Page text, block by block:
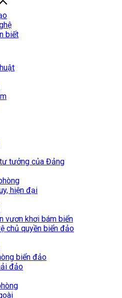
biết
tưởng của Đảng
hiện đại
vươn khơi bám biển
chủ quyền biển đảo
biển đảo
đảo